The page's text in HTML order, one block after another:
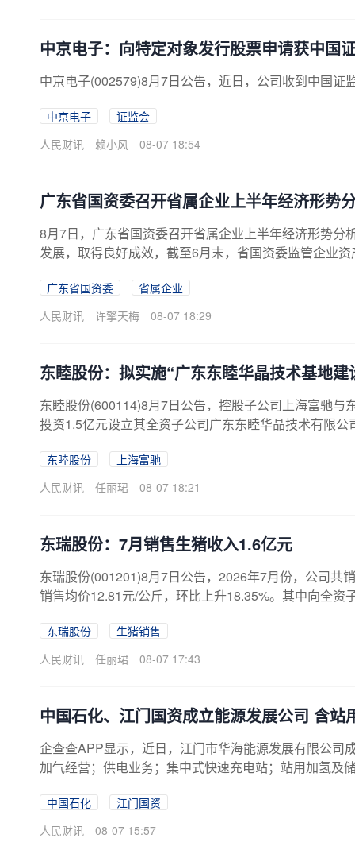
中京电子：向特定对象发行股票申请获中国
中京电子(002579)8月7日公告，近日，公司收到中国
中京电子
证监会
人民财讯
赖小风 08-07 18:54
广东省国资委召开省属企业上半年经济形势
8月7日，广东省国资委召开省属企业上半年经济形势
发展，取得良好成效，截至6月末，省国资委监管企业
力抓好国有经济布局优化和结构调整，科学制定“十五
加快布局人工智能、先进生物制造、新一代信息技术
广东省国资委
省属企业
人民财讯
许擎天梅 08-07 18:29
东睦股份：拟实施“广东东睦华晶技术基地建
东睦股份(600114)8月7日公告，控股子公司上海富驰
投资1.5亿元设立其全资子公司广东东睦华晶技术有限
东睦股份
上海富驰
人民财讯
任丽珺 08-07 18:21
东瑞股份：7月销售生猪收入1.6亿元
东瑞股份(001201)8月7日公告，2026年7月份，公司共
销售均价12.81元/公斤，环比上升18.35%。其中向全
东瑞股份
生猪销售
人民财讯
任丽珺 08-07 17:43
中国石化、江门国资成立能源发展公司 含站
企查查APP显示，近日，江门市华海能源发展有限公司
加气经营；供电业务；集中式快速充电站；站用加氢及
中国石化
江门国资
人民财讯
08-07 15:57